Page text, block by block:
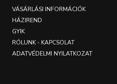
VÁSÁRLÁSI INFORMÁCIÓK
HÁZIREND
GYIK
RÓLUNK - KAPCSOLAT
ADATVÉDELMI NYILATKOZAT